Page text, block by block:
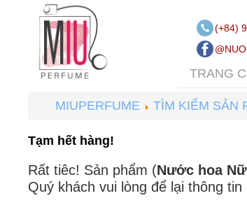
(+84)
TRANG
MIUPERFUME TÌM KIẾM SẢN
Tạm hết hàng!
Rất tiêc! Sản phẩm (Nước hoa
Quý khách vui lòng để lại thông